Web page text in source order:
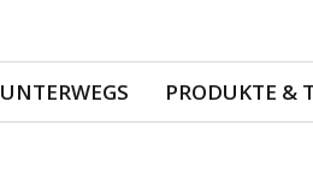
UNTERWEGS PRODUKTE &